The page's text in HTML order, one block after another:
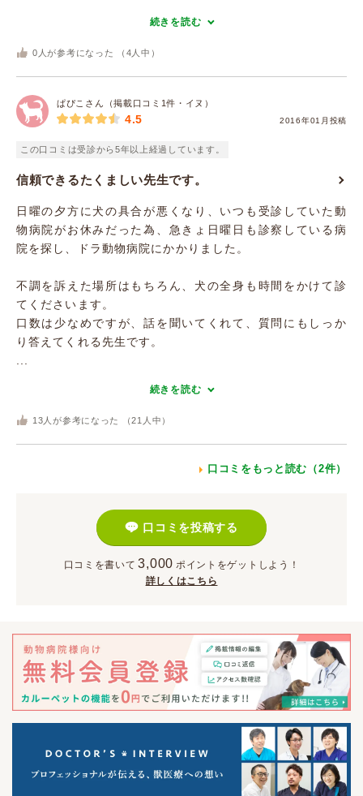
続きを読む
0 人が参考になった （ 4 人中）
ぱぴこさん（掲載口コミ1件・イヌ）
2016年01月投稿
4.5
この口コミは受診から5年以上経過しています。
信頼できるたくましい先生です。
日曜の夕方に犬の具合が悪くなり、いつも受診していた動
物病院がお休みだった為、急きょ日曜日も診察している病
院を探し、ドラ動物病院にかかりました。
不調を訴えた場所はもちろん、犬の全身も時間をかけて診
てくださいます。
口数は少なめですが、話を聞いてくれて、質問にもしっか
り答えてくれる先生です。
続きを読む
13 人が参考になった （21 人中）
口コミをもっと読む（2件）
口コミを投稿する
口コミを書いて 3,000 ポイント をゲットしよう！
詳しくはこちら